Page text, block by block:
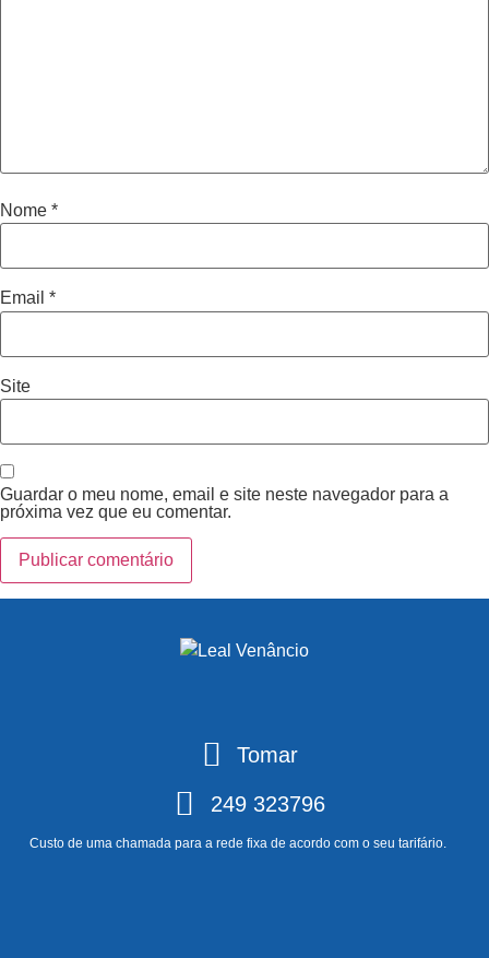
Nome *
Email *
Site
Guardar o meu nome, email e site neste navegador para a
próxima vez que eu comentar.
Tomar
249 323796
Custo de uma chamada para a rede fixa de acordo com o seu tarifário.